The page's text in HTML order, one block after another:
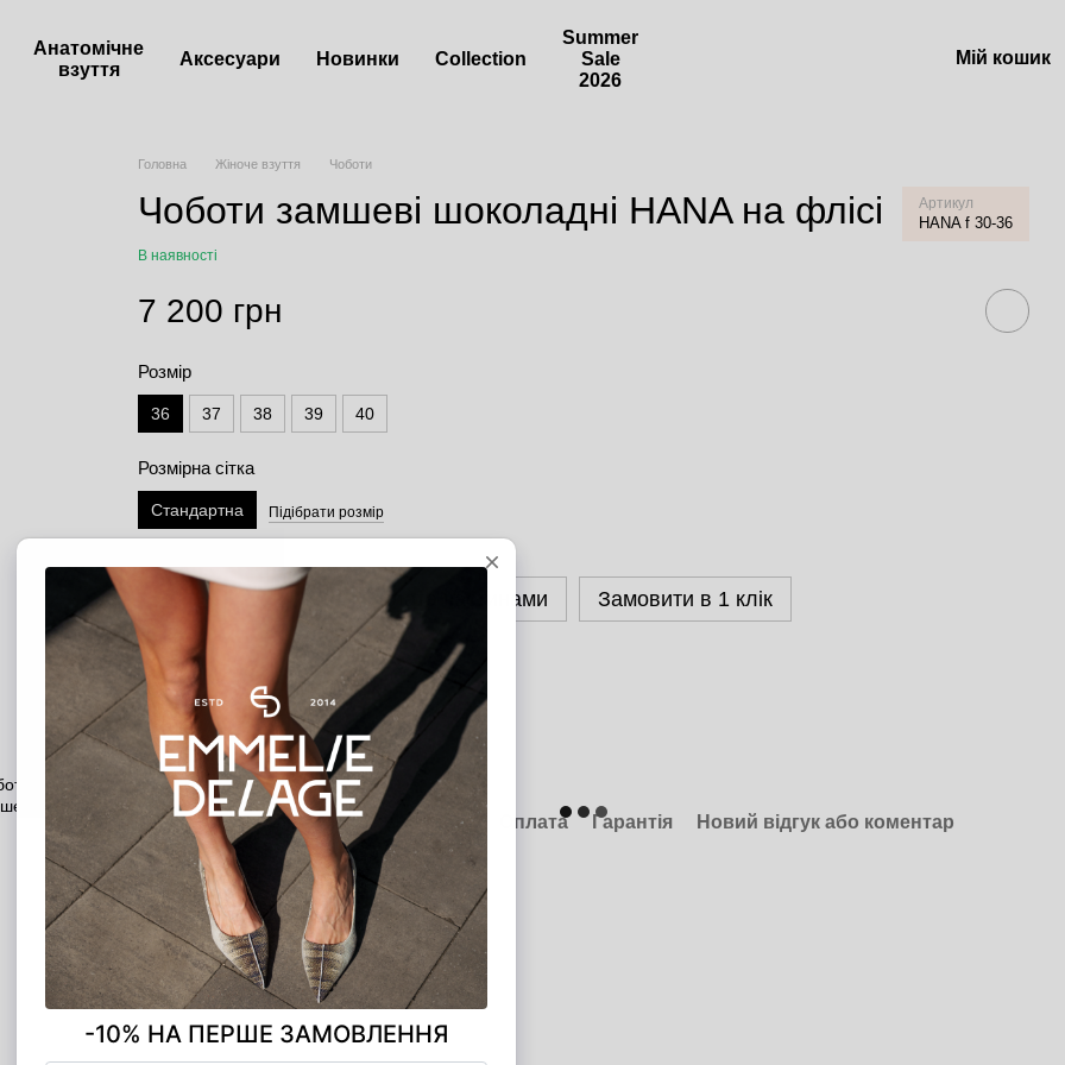
Анатомічне
взуття
Аксесуари Новинки Сollection
Summer
Sale
2026
Мій кошик
Головна Жіноче взуття Чоботи
Чоботи замшеві шоколадні HANA на флісі Артикул
HANA f 30-36
В наявності
7 200 грн
Розмір
36 37 38 39 40
Розмірна сітка
Стандартна Підібрати розмір
Додати в кошик Оплата частинами Замовити в 1 клік
ОПЛАТА ЧАСТИНАМИ
5 платежів по 1 440.00 грн
Опис Характеристики Доставка Оплата Гарантія Новий відгук або коментар